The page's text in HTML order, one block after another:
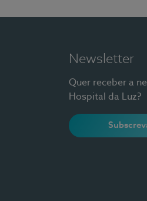
Newsletter
Quer receber a
Hospital da Luz?